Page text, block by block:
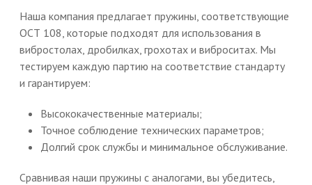
Наша компания предлагает пружины, соответствующие
ОСТ 108, которые подходят для использования в
вибростолах, дробилках, грохотах и виброситах. Мы
тестируем каждую партию на соответствие стандарту
и гарантируем:
Высококачественные материалы;
Точное соблюдение технических параметров;
Долгий срок службы и минимальное обслуживание.
Сравнивая наши пружины с аналогами, вы убедитесь,